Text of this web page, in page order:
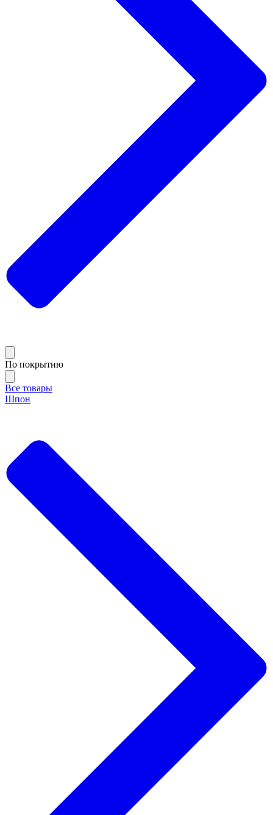
По покрытию
Все товары
Шпон